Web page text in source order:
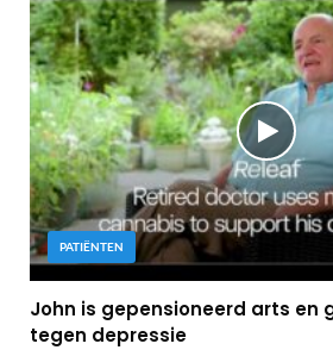
PATIËNTEN
John is gepensioneerd arts en
tegen depressie